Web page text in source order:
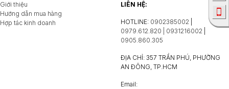
Giới thiệu
Hướng dẫn mua hàng
Hợp tác kinh doanh
LIÊN HỆ:
HOTLINE: 0902385002
0979.612.820 | 0931216002
0905.860.305
ĐỊA CHỈ: 357 TRẦN PHÚ, PHƯỜNG
AN ĐÔNG, TP.HCM
Email: